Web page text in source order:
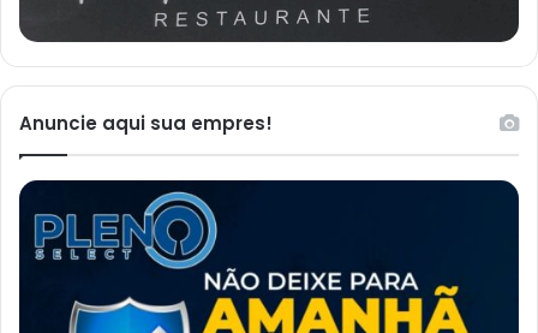
Anuncie aqui sua empres!